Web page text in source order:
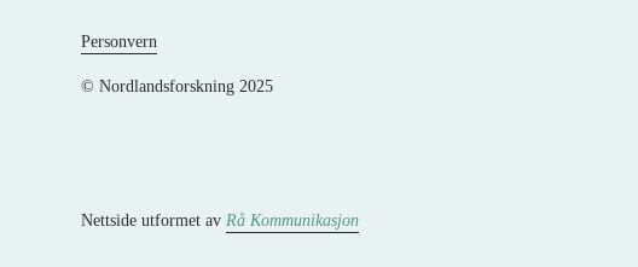
Personvern
© Nordlandsforskning 2025
Nettside utformet av Rå Kommunikasjon